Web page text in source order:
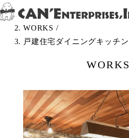
Skip to content
TOP /
WORKS /
戸建住宅ダイニングキッチン
WORKS